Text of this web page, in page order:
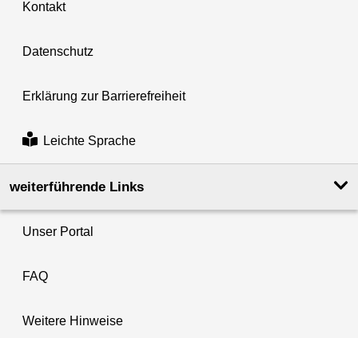
Kontakt
Datenschutz
Erklärung zur Barrierefreiheit
Leichte Sprache
weiterführende Links
Unser Portal
FAQ
Weitere Hinweise